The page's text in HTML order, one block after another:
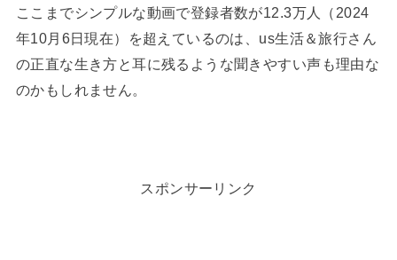
ここまでシンプルな動画で登録者数が12.3万人（2024
年10月6日現在）を超えているのは、us生活＆旅行さん
の正直な生き方と耳に残るような聞きやすい声も理由な
のかもしれません。
スポンサーリンク